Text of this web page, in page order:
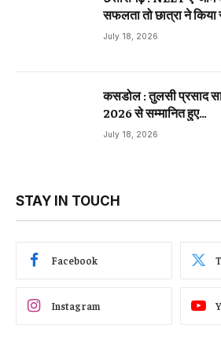
सफलता तो छात्रा ने किया
July 18, 2026
कसडोल : तुलसी प्रसाद
2026 से सम्मानित हुए…
July 18, 2026
STAY IN TOUCH
Facebook
Instagram